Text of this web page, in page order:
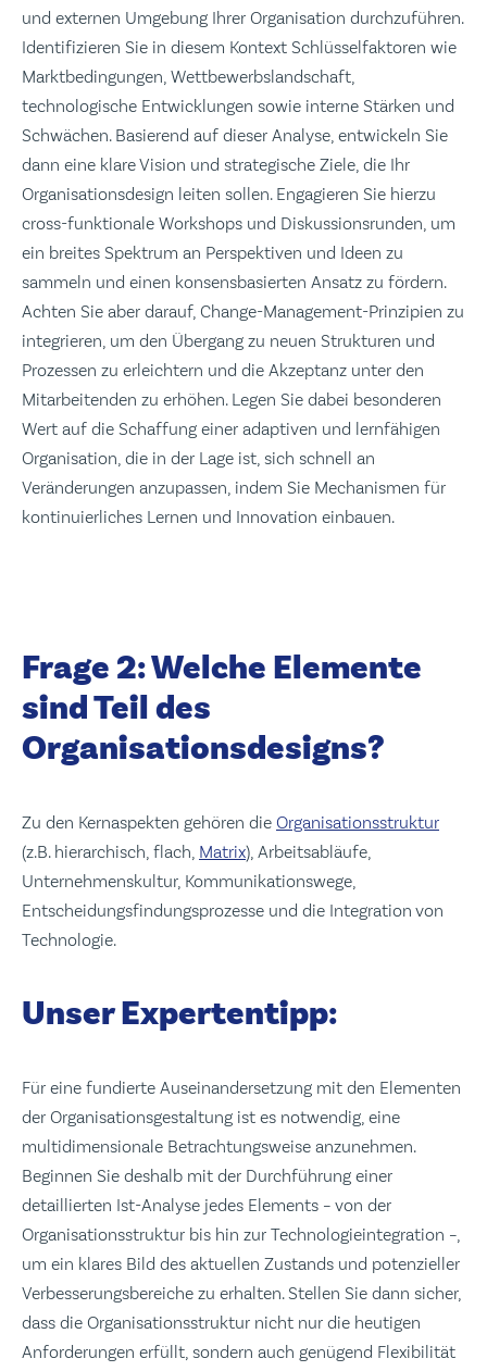
und externen Umgebung Ihrer Organisation durchzuführen.
Identifizieren Sie in diesem Kontext Schlüsselfaktoren wie
Marktbedingungen, Wettbewerbslandschaft,
technologische Entwicklungen sowie interne Stärken und
Schwächen. Basierend auf dieser Analyse, entwickeln Sie
dann eine klare Vision und strategische Ziele, die Ihr
Organisationsdesign leiten sollen. Engagieren Sie hierzu
cross-funktionale Workshops und Diskussionsrunden, um
ein breites Spektrum an Perspektiven und Ideen zu
sammeln und einen konsensbasierten Ansatz zu fördern.
Achten Sie aber darauf, Change-Management-Prinzipien zu
integrieren, um den Übergang zu neuen Strukturen und
Prozessen zu erleichtern und die Akzeptanz unter den
Mitarbeitenden zu erhöhen. Legen Sie dabei besonderen
Wert auf die Schaffung einer adaptiven und lernfähigen
Organisation, die in der Lage ist, sich schnell an
Veränderungen anzupassen, indem Sie Mechanismen für
kontinuierliches Lernen und Innovation einbauen.
Frage 2: Welche Elemente
sind Teil des
Organisationsdesigns?
Zu den Kernaspekten gehören die Organisationsstruktur
(z.B. hierarchisch, flach, Matrix), Arbeitsabläufe,
Unternehmenskultur, Kommunikationswege,
Entscheidungsfindungsprozesse und die Integration von
Technologie.
Unser Expertentipp:
Für eine fundierte Auseinandersetzung mit den Elementen
der Organisationsgestaltung ist es notwendig, eine
multidimensionale Betrachtungsweise anzunehmen.
Beginnen Sie deshalb mit der Durchführung einer
detaillierten Ist-Analyse jedes Elements – von der
Organisationsstruktur bis hin zur Technologieintegration –,
um ein klares Bild des aktuellen Zustands und potenzieller
Verbesserungsbereiche zu erhalten. Stellen Sie dann sicher,
dass die Organisationsstruktur nicht nur die heutigen
Anforderungen erfüllt, sondern auch genügend Flexibilität